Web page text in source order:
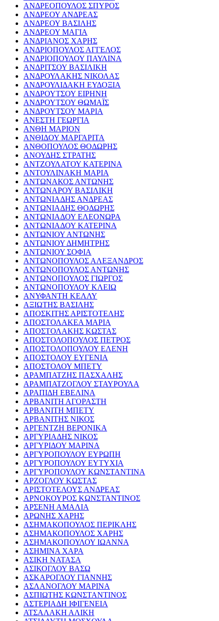
ΑΝΔΡΕΟΠΟΥΛΟΣ ΣΠΥΡΟΣ
ΑΝΔΡΕΟΥ ΑΝΔΡΕΑΣ
ΑΝΔΡΕΟΥ ΒΑΣΙΛΗΣ
ΑΝΔΡΕΟΥ ΜΑΓΙΑ
ΑΝΔΡΙΑΝΟΣ ΧΑΡΗΣ
ΑΝΔΡΙΟΠΟΥΛΟΣ ΑΓΓΕΛΟΣ
ΑΝΔΡΙΟΠΟΥΛΟΥ ΠΑΥΛΙΝΑ
ΑΝΔΡΙΤΣΟΥ ΒΑΣΙΛΙΚΗ
ΑΝΔΡΟΥΛΑΚΗΣ ΝΙΚΟΛΑΣ
ΑΝΔΡΟΥΛΙΔΑΚΗ ΕΥΔΟΞΙΑ
ΑΝΔΡΟΥΤΣΟΥ ΕΙΡΗΝΗ
ΑΝΔΡΟΥΤΣΟΥ ΘΩΜΑΪΣ
ΑΝΔΡΟΥΤΣΟΥ ΜΑΡΙΑ
ΑΝΕΣΤΗ ΓΕΩΡΓΙΑ
ΑΝΘΗ ΜΑΡΙΟΝ
ΑΝΘΙΔΟΥ ΜΑΡΓΑΡΙΤΑ
ΑΝΘΟΠΟΥΛΟΣ ΘΟΔΩΡΗΣ
ΑΝΟΥΔΗΣ ΣΤΡΑΤΗΣ
ΑΝΤΖΟΥΛΑΤΟΥ ΚΑΤΕΡΙΝΑ
ΑΝΤΟΥΛΙΝΑΚΗ ΜΑΡΙΑ
ΑΝΤΩΝΑΚΟΣ ΑΝΤΩΝΗΣ
ΑΝΤΩΝΑΡΟΥ ΒΑΣΙΛΙΚΗ
ΑΝΤΩΝΙΑΔΗΣ ΑΝΔΡΕΑΣ
ΑΝΤΩΝΙΑΔΗΣ ΘΟΔΩΡΗΣ
ΑΝΤΩΝΙΑΔΟΥ ΕΛΕΟΝΩΡΑ
ΑΝΤΩΝΙΑΔΟΥ ΚΑΤΕΡΙΝΑ
ΑΝΤΩΝΙΟΥ ΑΝΤΩΝΗΣ
ΑΝΤΩΝΙΟΥ ΔΗΜΗΤΡΗΣ
ΑΝΤΩΝΙΟΥ ΣΟΦΙΑ
ΑΝΤΩΝΟΠΟΥΛΟΣ ΑΛΕΞΑΝΔΡΟΣ
ΑΝΤΩΝΟΠΟΥΛΟΣ ΑΝΤΩΝΗΣ
ΑΝΤΩΝΟΠΟΥΛΟΣ ΓΙΩΡΓΟΣ
ΑΝΤΩΝΟΠΟΥΛΟΥ ΚΛΕΙΩ
ΑΝΥΦΑΝΤΗ ΚΕΛΛΥ
ΑΞΙΩΤΗΣ ΒΑΣΙΛΗΣ
ΑΠΟΣΚΙΤΗΣ ΑΡΙΣΤΟΤΕΛΗΣ
ΑΠΟΣΤΟΛΑΚΕΑ ΜΑΡΙΑ
ΑΠΟΣΤΟΛΑΚΗΣ ΚΩΣΤΑΣ
ΑΠΟΣΤΟΛΟΠΟΥΛΟΣ ΠΕΤΡΟΣ
ΑΠΟΣΤΟΛΟΠΟΥΛΟΥ ΕΛΕΝΗ
ΑΠΟΣΤΟΛΟΥ ΕΥΓΕΝΙΑ
ΑΠΟΣΤΟΛΟΥ ΜΠΕΤΥ
ΑΡΑΜΠΑΤΖΗΣ ΠΑΣΧΑΛΗΣ
ΑΡΑΜΠΑΤΖΟΓΛΟΥ ΣΤΑΥΡΟΥΛΑ
ΑΡΑΠΙΔΗ ΕΒΕΛΙΝΑ
ΑΡΒΑΝΙΤΗ ΑΓΟΡΑΣΤΗ
ΑΡΒΑΝΙΤΗ ΜΠΕΤΥ
ΑΡΒΑΝΙΤΗΣ ΝΙΚΟΣ
ΑΡΓΕΝΤΖΗ ΒΕΡΟΝΙΚΑ
ΑΡΓΥΡΙΑΔΗΣ ΝΙΚΟΣ
ΑΡΓΥΡΙΔΟΥ ΜΑΡΙΝΑ
ΑΡΓΥΡΟΠΟΥΛΟΥ ΕΥΡΩΠΗ
ΑΡΓΥΡΟΠΟΥΛΟΥ ΕΥΤΥΧΙΑ
ΑΡΓΥΡΟΠΟΥΛΟΥ ΚΩΝΣΤΑΝΤΙΝΑ
ΑΡΖΟΓΛΟΥ ΚΩΣΤΑΣ
ΑΡΙΣΤΟΤΕΛΟΥΣ ΑΝΔΡΕΑΣ
ΑΡΝΟΚΟΥΡΟΣ ΚΩΝΣΤΑΝΤΙΝΟΣ
ΑΡΣΕΝΗ ΑΜΑΛΙΑ
ΑΡΩΝΗΣ ΧΑΡΗΣ
ΑΣΗΜΑΚΟΠΟΥΛΟΣ ΠΕΡΙΚΛΗΣ
ΑΣΗΜΑΚΟΠΟΥΛΟΣ ΧΑΡΗΣ
ΑΣΗΜΑΚΟΠΟΥΛΟΥ ΙΩΑΝΝΑ
ΑΣΗΜΙΝΑ ΧΑΡΑ
ΑΣΙΚΗ ΝΑΤΑΣΑ
ΑΣΙΚΟΓΛΟΥ ΒΑΣΩ
ΑΣΚΑΡΟΓΛΟΥ ΓΙΑΝΝΗΣ
ΑΣΛΑΝΟΓΛΟΥ ΜΑΡΙΝΑ
ΑΣΠΙΩΤΗΣ ΚΩΝΣΤΑΝΤΙΝΟΣ
ΑΣΤΕΡΙΑΔΗ ΙΦΙΓΕΝΕΙΑ
ΑΤΣΑΛΑΚΗ ΑΛΙΚΗ